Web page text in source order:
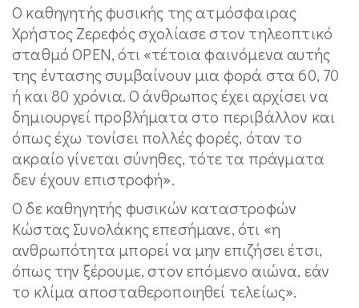
Ο καθηγητής φυσικής της ατμόσφαιρας
Χρήστος Ζερεφός σχολίασε στον τηλεοπτικό
σταθμό OPEN, ότι «τέτοια φαινόμενα αυτής
της έντασης συμβαίνουν μια φορά στα 60, 70
ή και 80 χρόνια. Ο άνθρωπος έχει αρχίσει να
δημιουργεί προβλήματα στο περιβάλλον και
όπως έχω τονίσει πολλές φορές, όταν το
ακραίο γίνεται σύνηθες, τότε τα πράγματα
δεν έχουν επιστροφή».
Ο δε καθηγητής φυσικών καταστροφών
Κώστας Συνολάκης επεσήμανε, ότι «η
ανθρωπότητα μπορεί να μην επιζήσει έτσι,
όπως την ξέρουμε, στον επόμενο αιώνα, εάν
το κλίμα αποσταθεροποιηθεί τελείως».